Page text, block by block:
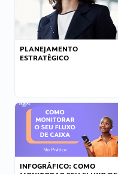
PLANEJAMENTO
ESTRATÉGICO
INFOGRÁFICO: COMO